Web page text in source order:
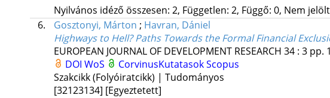
Nyilvános idéző összesen: 2, Független: 2, Függő: 0, Nem
6.
Gosztonyi, Márton ; Havran, Dániel
Highways to Hell? Paths Towards the Formal Financial
EUROPEAN JOURNAL OF DEVELOPMENT RESEARCH 34: 3 pp.
DOI WoS CorvinusKutatasokScopus
Szakcikk (Folyóiratcikk) | Tudományos
[32123134] [Egyeztetett]